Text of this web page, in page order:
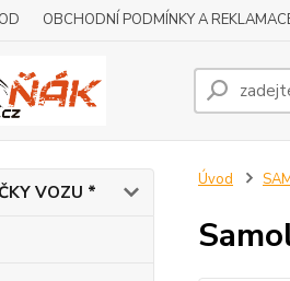
OBCHODNÍ PODMÍNKY A
VOZU *
Úvod